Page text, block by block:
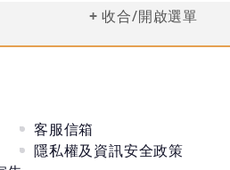
收合/開啟選單
客服信箱
隱私權及資訊安全政策